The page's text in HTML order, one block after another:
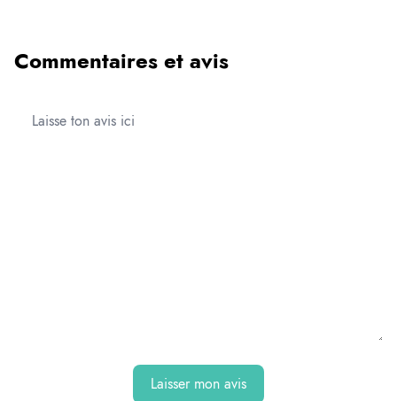
Commentaires et avis
Laisser mon avis